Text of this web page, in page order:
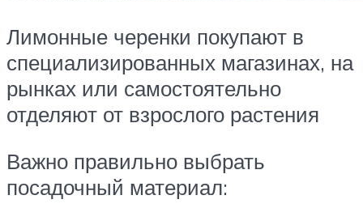
Лимонные черенки покупают в
специализированных магазинах, на
рынках или самостоятельно
отделяют от взрослого растения
Важно правильно выбрать
посадочный материал: